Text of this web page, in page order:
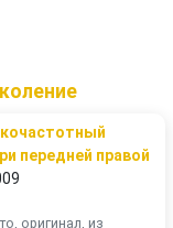
передней правой
оригинал, из